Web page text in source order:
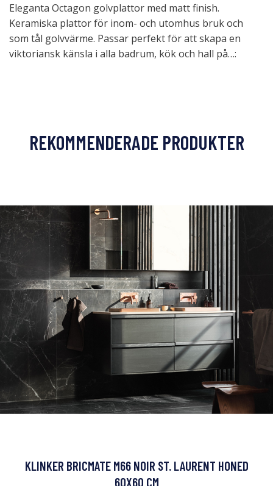
Eleganta Octagon golvplattor med matt finish.
Keramiska plattor för inom- och utomhus bruk och
som tål golvvärme. Passar perfekt för att skapa en
viktoriansk känsla i alla badrum, kök och hall på…:
REKOMMENDERADE PRODUKTER
KLINKER BRICMATE M66 NOIR ST. LAURENT HONED
60X60 CM